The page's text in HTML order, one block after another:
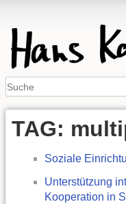
TAG:
Soziale
Unterstützung
Kooperation in